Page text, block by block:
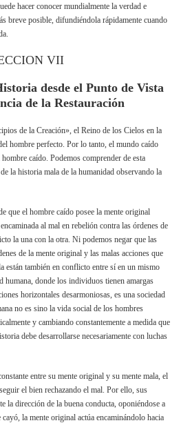
hacer conocer mundialmente la verdad e
breve posible, difundiéndola rápidamente cuando
VII
desde el Punto de Vista
de la Restauración
de la Creación», el Reino de los Cielos en la
hombre perfecto. Por lo tanto, el mundo caído
caído. Podemos comprender de esta
la historia mala de la humanidad observando la
que el hombre caído posee la mente original
al mal en rebelión contra las órdenes de
la una con la otra. Ni podemos negar que las
de la mente original y las malas acciones que
están también en conflicto entre sí en un mismo
humana, donde los individuos tienen amargas
horizontales desarmoniosas, es una sociedad
no es sino la vida social de los hombres
y cambiando constantemente a medida que
debe desarrollarse necesariamente con luchas
entre su mente original y su mente mala, el
el bien rechazando el mal. Por ello, sus
la dirección de la buena conducta, oponiéndose a
la mente original actúa encaminándolo hacia